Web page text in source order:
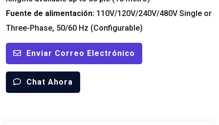
Fuente de alimentación: 110V/120V/240V/480V Single or
Three-Phase, 50/60 Hz (Configurable)
Enviar Correo Electrónico
Chat Ahora